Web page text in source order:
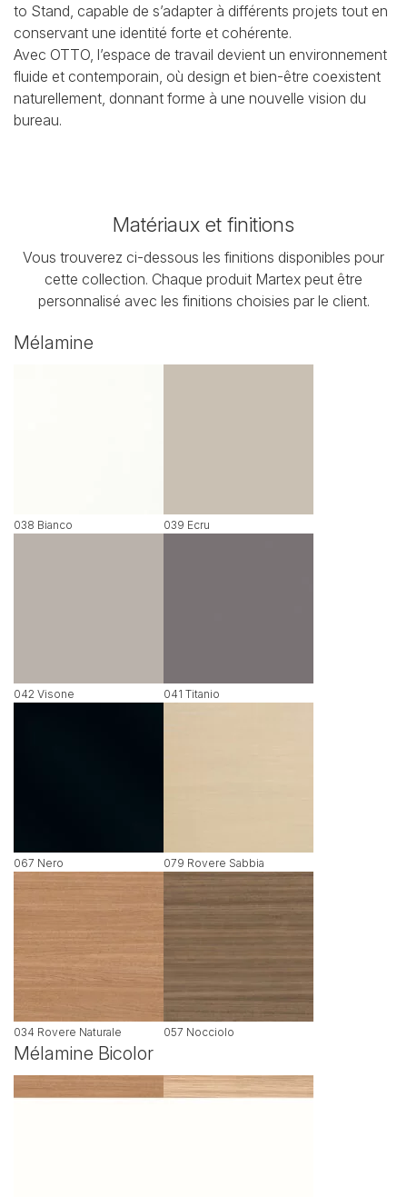
to Stand, capable de s’adapter à différents projets tout en
conservant une identité forte et cohérente.
Avec OTTO, l’espace de travail devient un environnement
fluide et contemporain, où design et bien-être coexistent
naturellement, donnant forme à une nouvelle vision du
bureau.
Matériaux et finitions
Vous trouverez ci-dessous les finitions disponibles pour
cette collection. Chaque produit Martex peut être
personnalisé avec les finitions choisies par le client.
Mélamine
038 Bianco 039 Ecru
042 Visone 041 Titanio
067 Nero 079 Rovere Sabbia
034 Rovere Naturale 057 Nocciolo
Mélamine Bicolor